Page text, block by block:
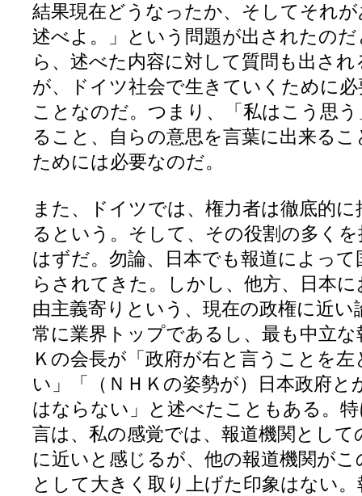
結果現在どうなったか、そしてそれ
述べよ。」という問題が出されたの
ら、述べた内容に対して質問も出さ
が、ドイツ社会で生きていくために
ことなのだ。つまり、「私はこう思
ること、自らの意思を言葉に出来る
ためには必要なのだ。
また、ドイツでは、権力者は徹底的
るという。そして、その役割の多く
はずだ。勿論、日本でも報道によっ
らされてきた。しかし、他方、日本
由主義寄りという、現在の政権に近
常に業界トップであるし、最も中立
Ｋの会長が「政府が右と言うことを
い」「（ＮＨＫの姿勢が）日本政府
はならない」と述べたこともある。
言は、私の感覚では、報道機関として
に近いと感じるが、他の報道機関が
として大きく取り上げた印象はない